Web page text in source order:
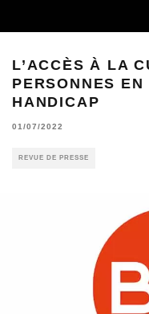
L’ACCÈS À LA
PERSONNES
HANDICAP
01/07/2022
REVUE DE PRESSE